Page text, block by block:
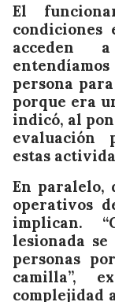
El
condiciones
acceden
persona
porque era
indicó, al
evaluación
estas
En paralelo,
operativos
implican.
lesionada
personas
camilla”,
complejidad